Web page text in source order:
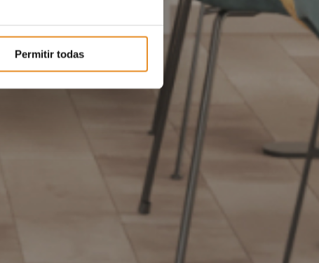
Permitir todas